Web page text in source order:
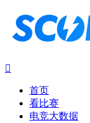

首页
看比赛
电竞大数据